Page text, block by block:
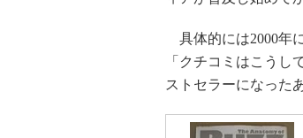
具体的には2000年
「クチコミはこう
ストセラーになった